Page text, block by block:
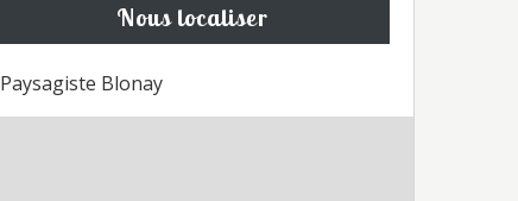
Nous localiser
Paysagiste Blonay